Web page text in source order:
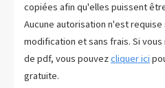
copiées afin qu'elles puissent
Aucune autorisation n'est
modification et sans frais. Si
de pdf, vous pouvezcliquer ici
gratuite.